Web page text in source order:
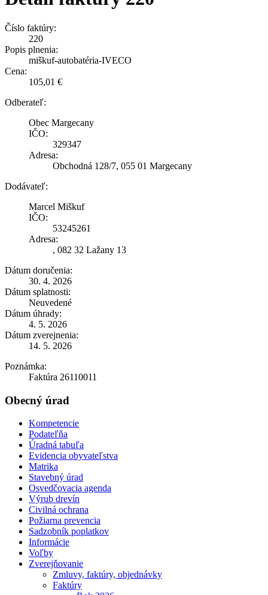
Číslo faktúry:
220
Popis plnenia:
miškuf-autobatéria-IVECO
Cena:
105,01 €
Odberateľ:
Obec Margecany
IČO:
329347
Adresa:
Obchodná 128/7, 055 01 Margecany
Dodávateľ:
Marcel Miškuf
IČO:
53245261
Adresa:
, 082 32 Lažany 13
Dátum doručenia:
30. 4. 2026
Dátum splatnosti:
Neuvedené
Dátum úhrady:
4. 5. 2026
Dátum zverejnenia:
14. 5. 2026
Poznámka:
Faktúra 26110011
Obecný úrad
Kompetencie
Podateľňa
Úradná tabuľa
Evidencia obyvateľstva
Matrika
Stavebný úrad
Osvedčovacia agenda
Výrub drevín
Civilná ochrana
Požiarna prevencia
Sadzobník poplatkov
Informácie
Voľby
Zverejňovanie
Zmluvy, faktúry, objednávky
Faktúry